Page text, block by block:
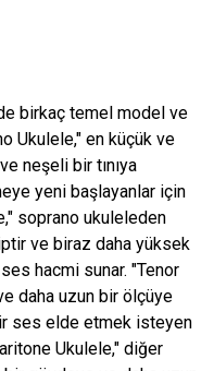
birkaç temel model ve
Ukulele," en küçük ve
neşeli bir tınıya
yeni başlayanlar için
soprano ukuleleden
ve biraz daha yüksek
hacmi sunar. "Tenor
daha uzun bir ölçüye
ses elde etmek isteyen
Ukulele," diğer